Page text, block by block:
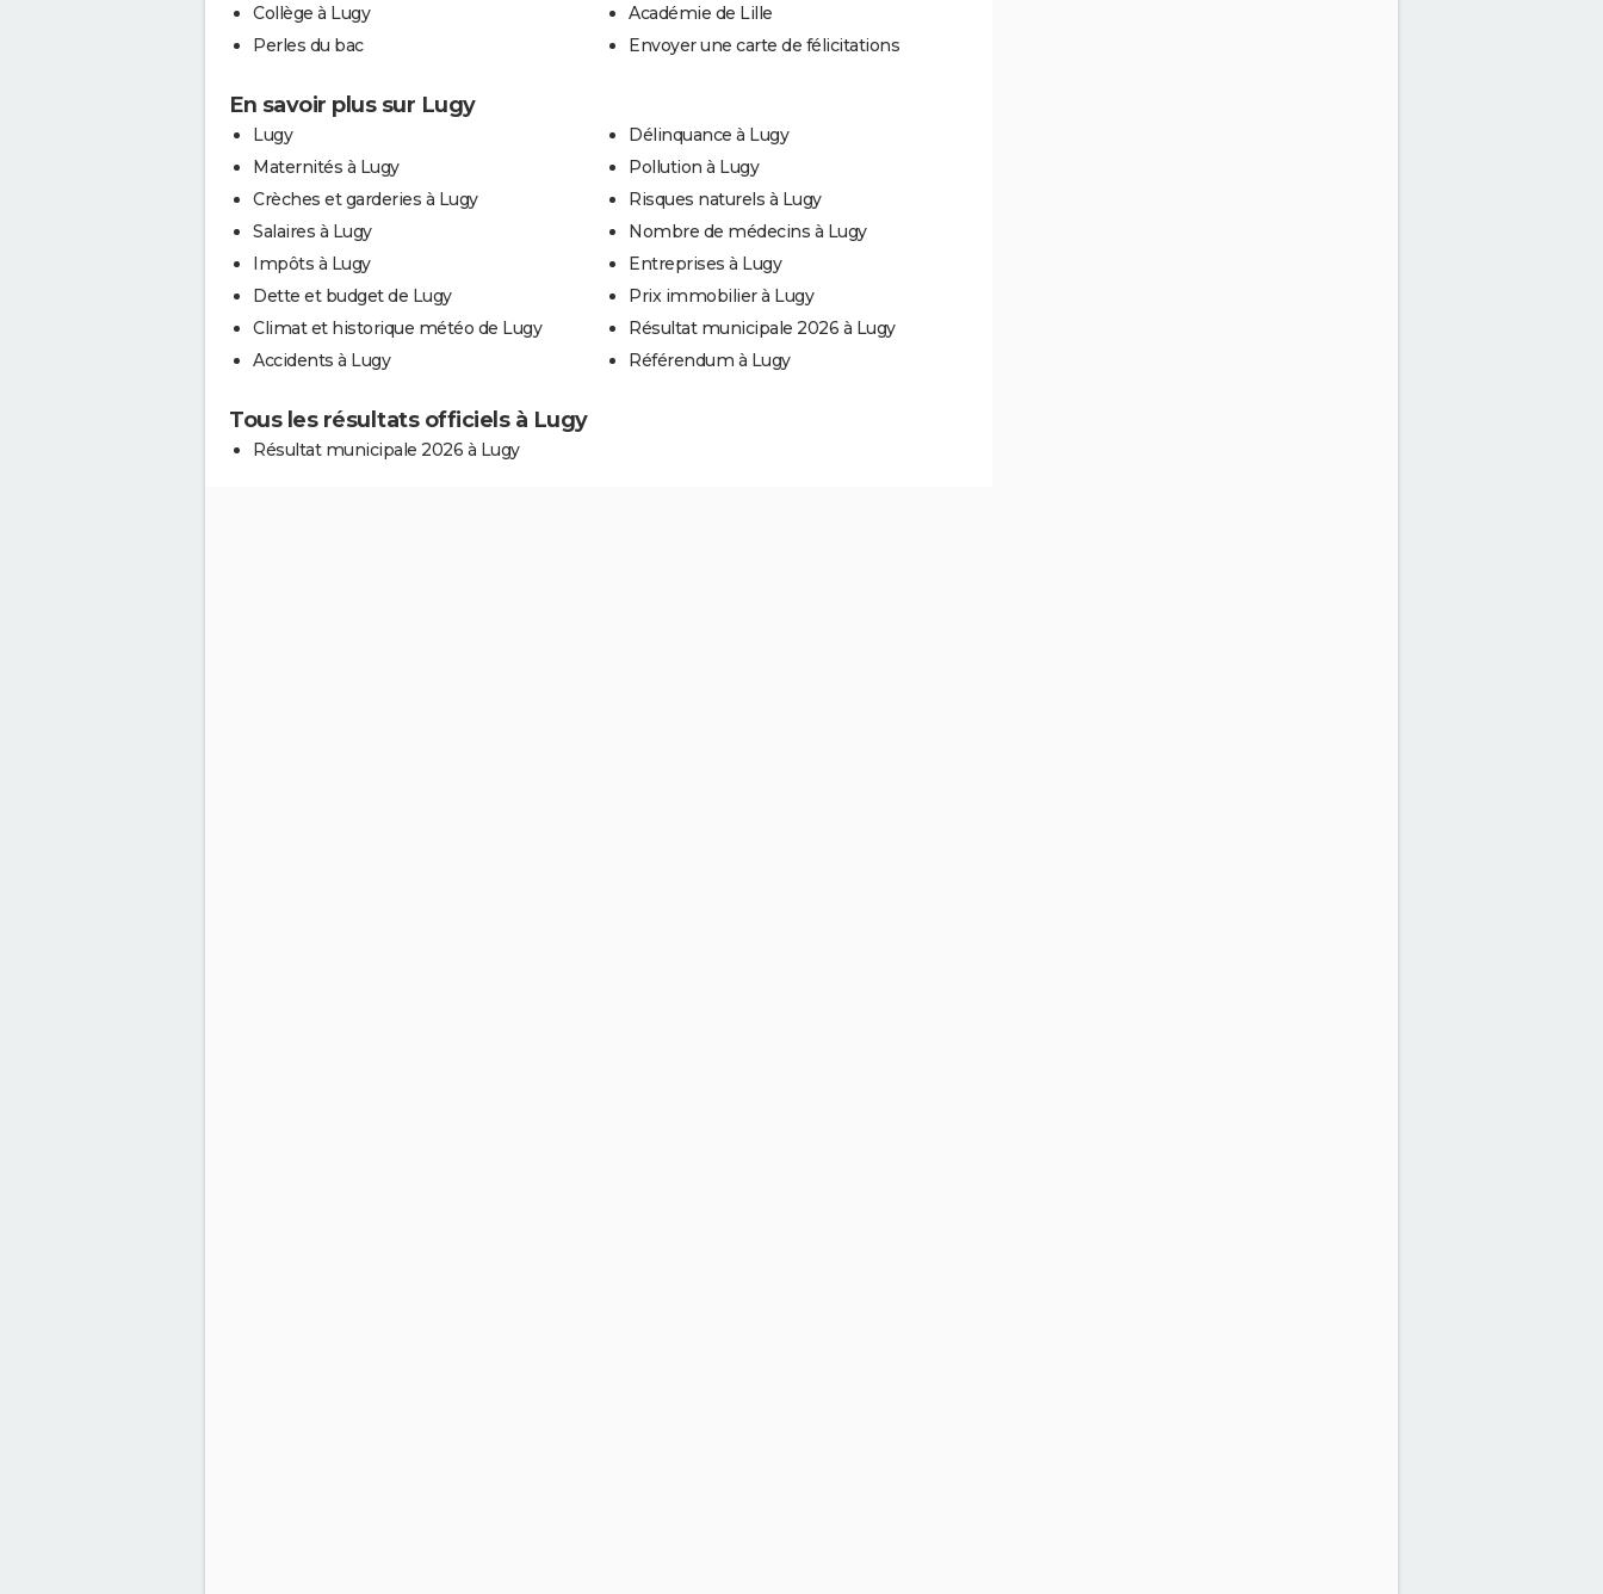
Collège à Lugy
Perles du bac
Académie de Lille
Envoyer une carte de félicitations
En savoir plus sur Lugy
Lugy
Maternités à Lugy
Crèches et garderies à Lugy
Salaires à Lugy
Impôts à Lugy
Dette et budget de Lugy
Climat et historique météo de Lugy
Accidents à Lugy
Délinquance à Lugy
Pollution à Lugy
Risques naturels à Lugy
Nombre de médecins à Lugy
Entreprises à Lugy
Prix immobilier à Lugy
Résultat municipale 2026 à Lugy
Référendum à Lugy
Tous les résultats officiels à Lugy
Résultat municipale 2026 à Lugy